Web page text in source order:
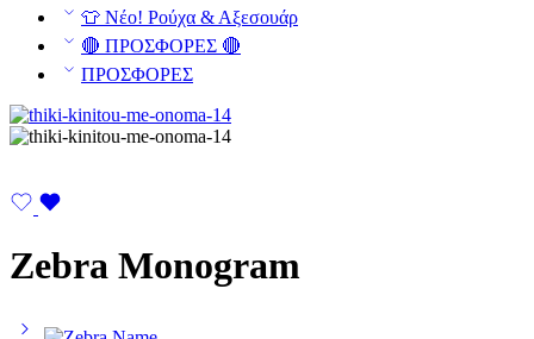
👕 Νέο! Ρούχα & Αξεσουάρ
🔴 ΠΡΟΣΦΟΡΕΣ 🔴
ΠΡΟΣΦΟΡΕΣ
Zebra Monogram